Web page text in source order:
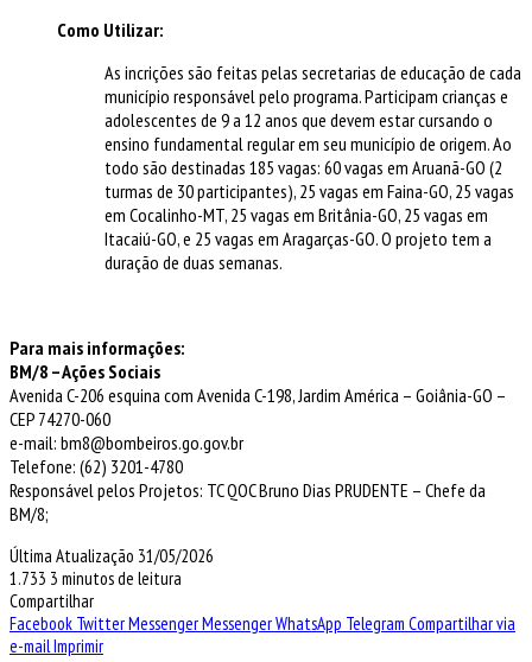
Como Utilizar:
As incrições são feitas pelas secretarias de educação de cada
município responsável pelo programa. Participam crianças e
adolescentes de 9 a 12 anos que devem estar cursando o
ensino fundamental regular em seu município de origem. Ao
todo são destinadas 185 vagas: 60 vagas em Aruanã-GO (2
turmas de 30 participantes), 25 vagas em Faina-GO, 25 vagas
em Cocalinho-MT, 25 vagas em Britânia-GO, 25 vagas em
Itacaiú-GO, e 25 vagas em Aragarças-GO. O projeto tem a
duração de duas semanas.
Para mais informações:
BM/8 – Ações Sociais
Avenida C-206 esquina com Avenida C-198, Jardim América – Goiânia-GO –
CEP 74270-060
e-mail: bm8@bombeiros.go.gov.br
Telefone: (62) 3201-4780
Responsável pelos Projetos: TC QOC Bruno Dias PRUDENTE – Chefe da
BM/8;
Última Atualização 31/05/2026
1.733 3 minutos de leitura
Compartilhar
Facebook TwitterMessengerMessengerWhatsApp Telegram Compartilhar via
e-mailImprimir